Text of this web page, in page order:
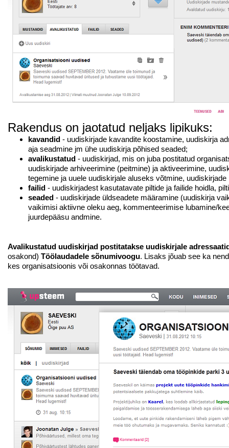
Rakendus on jaotatud neljaks lipikuks:
kavandid - uudiskirjade kavandite koostamine, uudiskirja
aja seadmine jm ühe uudiskirja põhised seaded;
avalikustatud - uudiskirjad, mis on juba postitatud
uudiskirjade arhiveerimine (peitmine) ja aktiveerimine,
tegemine ja uuele uudiskirjale aluseks võtmine,
failid - uudiskirjadest kasutatavate piltide ja failide hoidla,
seaded - uudiskirjade üldseadete määramine (uudiskirja
vaikimisi aktiivne oleku aeg, kommenteerimise lubamine/
juurdepääsu andmine.
Avalikustatud uudiskirjad postitatakse uudiskirjale
osakond) Töölaudadele sõnumivoogu. Lisaks jõuab see ka
kes organisatsioonis või osakonnas töötavad.